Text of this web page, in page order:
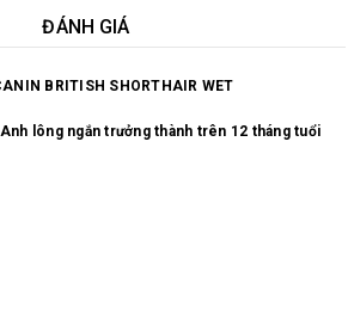
ĐÁNH GIÁ
BRITISH SHORTHAIR WET
lông ngắn trưởng thành trên 12 tháng tuổi